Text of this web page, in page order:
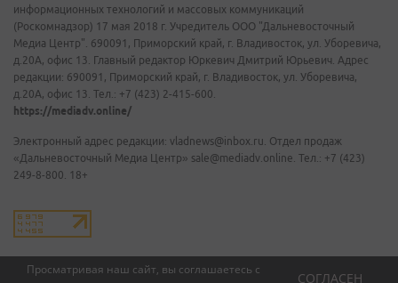
Просматривая наш сайт, вы соглашаетесь с
СОГЛАСЕН
информационных технологий и массовых коммуникаций
(Роскомнадзор) 17 мая 2018 г. Учредитель ООО "Дальневосточный
Медиа Центр". 690091, Приморский край, г. Владивосток, ул. Уборевича,
д.20А, офис 13. Главный редактор Юркевич Дмитрий Юрьевич. Адрес
редакции: 690091, Приморский край, г. Владивосток, ул. Уборевича,
д.20А, офис 13. Тел.: +7 (423) 2-415-600.
https://mediadv.online/
Электронный адрес редакции: vladnews@inbox.ru. Отдел продаж
«Дальневосточный Медиа Центр» sale@mediadv.online. Тел.: +7 (423)
249-8-800. 18+